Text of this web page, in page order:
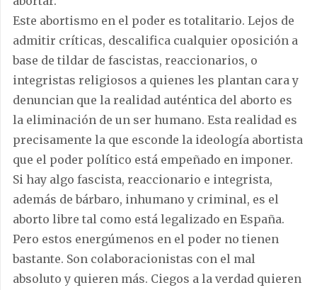
Este abortismo en el poder es totalitario. Lejos de
admitir críticas, descalifica cualquier oposición a
base de tildar de fascistas, reaccionarios, o
integristas religiosos a quienes les plantan cara y
denuncian que la realidad auténtica del aborto es
la eliminación de un ser humano. Esta realidad es
precisamente la que esconde la ideología abortista
que el poder político está empeñado en imponer.
Si hay algo fascista, reaccionario e integrista,
además de bárbaro, inhumano y criminal, es el
aborto libre tal como está legalizado en España.
Pero estos energúmenos en el poder no tienen
bastante. Son colaboracionistas con el mal
absoluto y quieren más. Ciegos a la verdad quieren